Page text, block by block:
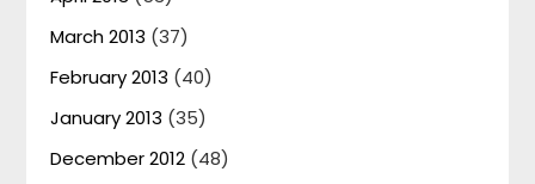
March 2013 (37)
February 2013 (40)
January 2013 (35)
December 2012 (48)